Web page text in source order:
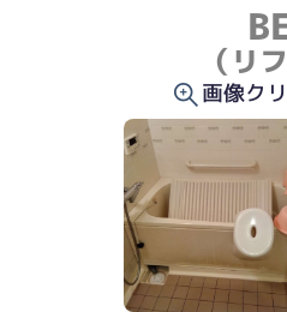
（リ
画像ク